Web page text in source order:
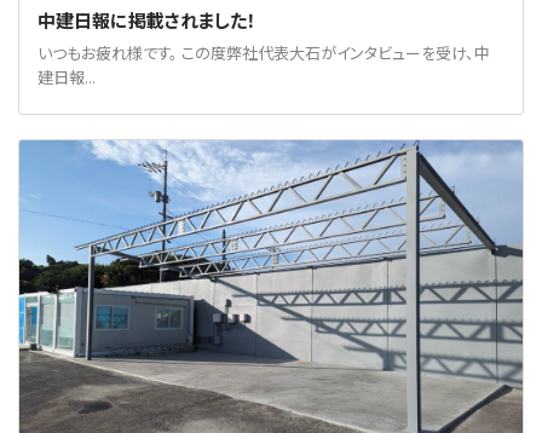
中建日報に掲載されました！
いつもお疲れ様です。 この度弊社代表大石がインタビューを受け、中
建日報...